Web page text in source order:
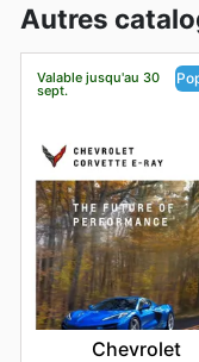
Autres
Valable jusqu'au 30
sept.
Chevrolet